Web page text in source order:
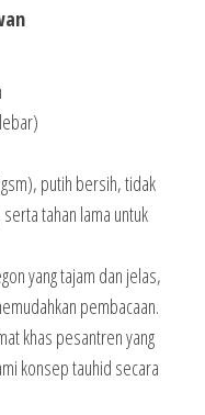
putih bersih, tidak
tahan lama untuk
yang tajam dan jelas,
pembacaan.
khas pesantren yang
konsep tauhid secara